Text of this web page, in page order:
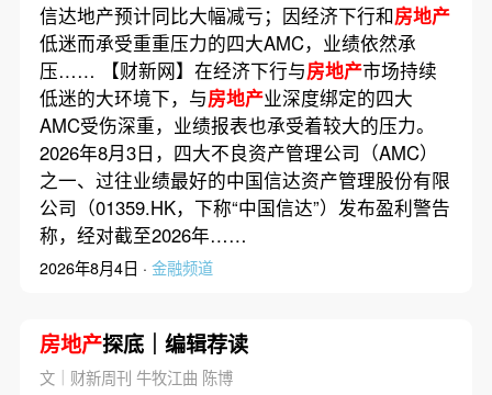
信达地产预计同比大幅减亏；因经济下行和房地产
低迷而承受重重压力的四大AMC，业绩依然承
压…… 【财新网】在经济下行与房地产市场持续
低迷的大环境下，与房地产业深度绑定的四大
AMC受伤深重，业绩报表也承受着较大的压力。
2026年8月3日，四大不良资产管理公司（AMC）
之一、过往业绩最好的中国信达资产管理股份有限
公司（01359.HK，下称“中国信达”）发布盈利警告
称，经对截至2026年……
2026年8月4日 · 金融频道
房地产探底｜编辑荐读
文｜财新周刊 牛牧江曲 陈博